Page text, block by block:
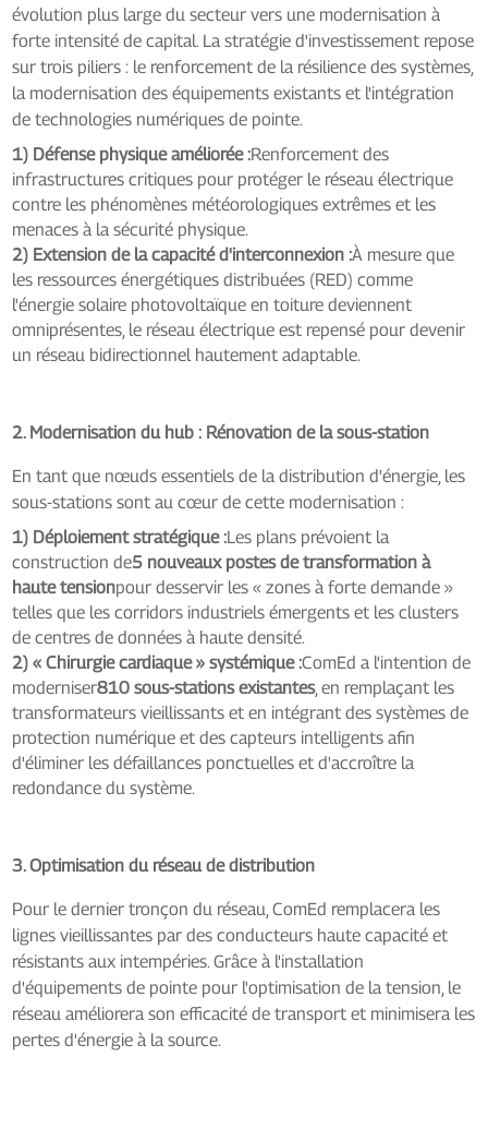
évolution plus large du secteur vers une modernisation à
forte intensité de capital. La stratégie d'investissement repose
sur trois piliers : le renforcement de la résilience des systèmes,
la modernisation des équipements existants et l'intégration
de technologies numériques de pointe.
1) Défense physique améliorée :Renforcement des
infrastructures critiques pour protéger le réseau électrique
contre les phénomènes météorologiques extrêmes et les
menaces à la sécurité physique.
2) Extension de la capacité d'interconnexion :À mesure que
les ressources énergétiques distribuées (RED) comme
l'énergie solaire photovoltaïque en toiture deviennent
omniprésentes, le réseau électrique est repensé pour devenir
un réseau bidirectionnel hautement adaptable.
2. Modernisation du hub : Rénovation de la sous-station
En tant que nœuds essentiels de la distribution d'énergie, les
sous-stations sont au cœur de cette modernisation :
1) Déploiement stratégique :Les plans prévoient la
construction de5 nouveaux postes de transformation à
haute tensionpour desservir les « zones à forte demande »
telles que les corridors industriels émergents et les clusters
de centres de données à haute densité.
2) « Chirurgie cardiaque » systémique :ComEd a l'intention de
moderniser810 sous-stations existantes, en remplaçant les
transformateurs vieillissants et en intégrant des systèmes de
protection numérique et des capteurs intelligents afin
d'éliminer les défaillances ponctuelles et d'accroître la
redondance du système.
3. Optimisation du réseau de distribution
Pour le dernier tronçon du réseau, ComEd remplacera les
lignes vieillissantes par des conducteurs haute capacité et
résistants aux intempéries. Grâce à l'installation
d'équipements de pointe pour l'optimisation de la tension, le
réseau améliorera son efficacité de transport et minimisera les
pertes d'énergie à la source.